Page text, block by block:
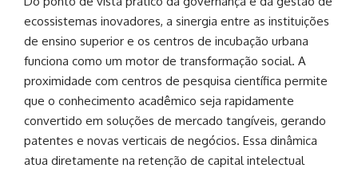
ecossistemas inovadores, a sinergia entre as instituições
de ensino superior e os centros de incubação urbana
funciona como um motor de transformação social. A
proximidade com centros de pesquisa científica permite
que o conhecimento acadêmico seja rapidamente
convertido em soluções de mercado tangíveis, gerando
patentes e novas verticais de negócios. Essa dinâmica
atua diretamente na retenção de capital intelectual